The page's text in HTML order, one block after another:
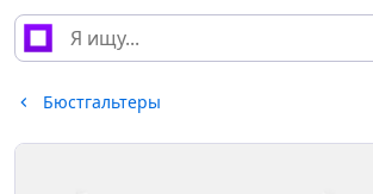
Бюстгальтеры